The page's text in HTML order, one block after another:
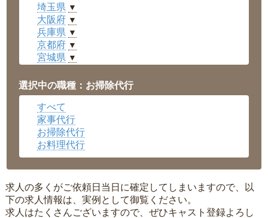
埼玉県 ▼
大阪府 ▼
兵庫県 ▼
京都府 ▼
宮城県 ▼
福井県 ▼
岡山県 ▼
広島県
沖縄県 ▼
選択中の職種：お掃除代行
すべて
家事代行
お掃除代行
お料理代行
求人の多くがご依頼日当日に確定してしまいますので、以
下の求人情報は、実例として御覧ください。
求人はたくさんございますので、ぜひキャスト登録よろし